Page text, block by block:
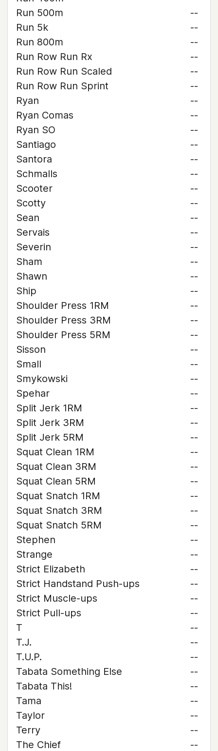
Run 500m
--
Run 5k
--
Run 800m
--
Run Row Run Rx
--
Run Row Run Scaled
--
Run Row Run Sprint
--
Ryan
--
Ryan Comas
--
Ryan SO
--
Santiago
--
Santora
--
Schmalls
--
Scooter
--
Scotty
--
Sean
--
Servais
--
Severin
--
Sham
--
Shawn
--
Ship
--
Shoulder Press 1RM
--
Shoulder Press 3RM
--
Shoulder Press 5RM
--
Sisson
--
Small
--
Smykowski
--
Spehar
--
Split Jerk 1RM
--
Split Jerk 3RM
--
Split Jerk 5RM
--
Squat Clean 1RM
--
Squat Clean 3RM
--
Squat Clean 5RM
--
Squat Snatch 1RM
--
Squat Snatch 3RM
--
Squat Snatch 5RM
--
Stephen
--
Strange
--
Strict Elizabeth
--
Strict Handstand Push-ups
--
Strict Muscle-ups
--
Strict Pull-ups
--
T
--
T.J.
--
T.U.P.
--
Tabata Something Else
--
Tabata This!
--
Tama
--
Taylor
--
Terry
--
The Chief
--